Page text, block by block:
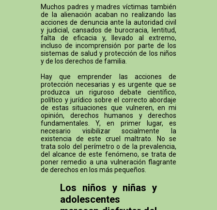
Muchos padres y madres víctimas también
de la alienación acaban no realizando las
acciones de denuncia ante la autoridad civil
y judicial, cansados de burocracia, lentitud,
falta de eficacia y, llevado al extremo,
incluso de incomprensión por parte de los
sistemas de salud y protección de los niños
y de los derechos de familia.
Hay que emprender las acciones de
protección necesarias y es urgente que se
produzca un riguroso debate científico,
político y jurídico sobre el correcto abordaje
de estas situaciones que vulneren, en mi
opinión, derechos humanos y derechos
fundamentales. Y, en primer lugar, es
necesario visibilizar socialmente la
existencia de este cruel maltrato. No se
trata solo del perímetro o de la prevalencia,
del alcance de este fenómeno, se trata de
poner remedio a una vulneración flagrante
de derechos en los más pequeños.
Los niños y niñas y
adolescentes